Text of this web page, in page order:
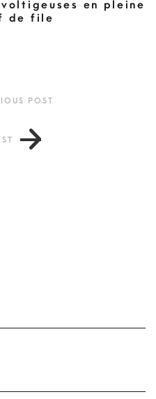
en pleine
de file
POST